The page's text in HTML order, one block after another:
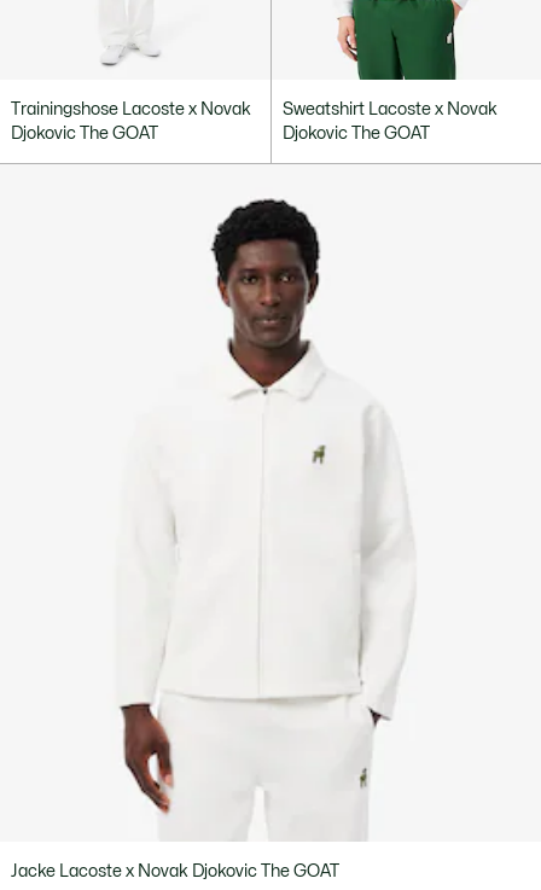
Trainingshose Lacoste x Novak
Djokovic The GOAT
Sweatshirt Lacoste x Novak
Djokovic The GOAT
Jacke Lacoste x Novak Djokovic The GOAT